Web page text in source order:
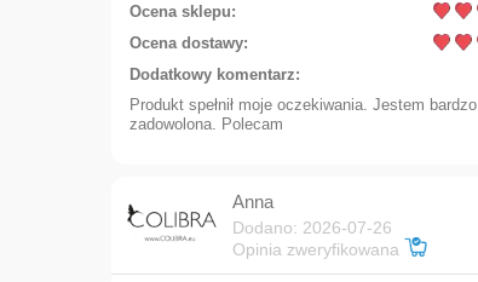
Ocena sklepu:
Ocena dostawy:
Dodatkowy komentarz:
Produkt spełnił moje oczekiwania. Jestem bardzo
zadowolona. Polecam
Anna
Dodano: 2026-07-26
Opinia zweryfikowana